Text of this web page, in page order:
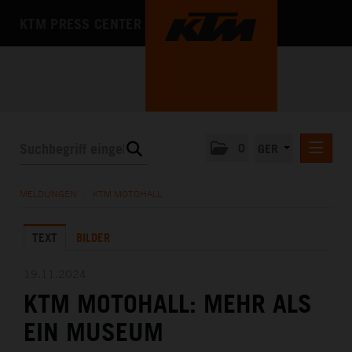
MEDIA
MELDUNGEN KTM MOTOHALL
TEXT BILDER
KTM MOTOHALL: MEHR ALS
EIN MUSEUM